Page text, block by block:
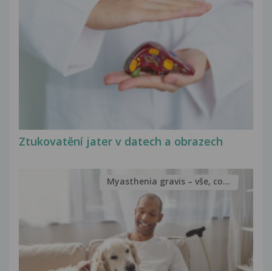
Ztukovatění jater v datech a obrazech
Myasthenia gravis – vše, co...